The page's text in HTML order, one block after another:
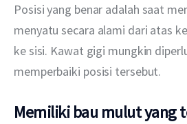
Posisi yang benar adalah saat
menyatu secara alami dari atas
ke sisi. Kawat gigi mungkin
memperbaiki posisi tersebut.
Memiliki bau mulut yang